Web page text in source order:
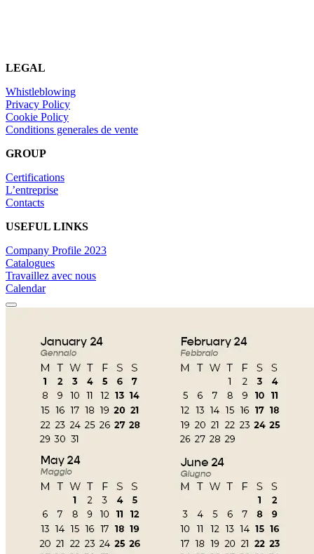
LEGAL
Whistleblowing
Privacy Policy
Cookie Policy
Conditions generales de vente
GROUP
Certifications
L’entreprise
Contacts
USEFUL LINKS
Company Profile 2023
Catalogues
Travaillez avec nous
Calendar